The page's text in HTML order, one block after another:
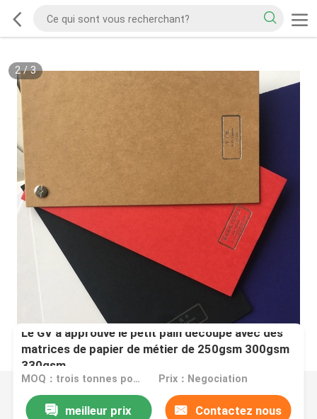
2/3
Le GV a approuvé le petit pain découpé avec des
matrices de papier de métier de 250gsm 300gsm
330gsm
MOQ：trois tonnes pour la taille standard, cinq tonnes pour s fait sur commande Prix：Negociation
meilleur prix Contactez nous